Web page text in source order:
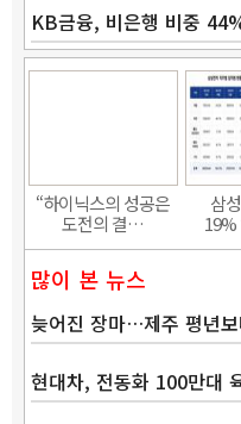
KB금융, 비은행 비중
“하이닉스의 성공은
도전의 결…
삼
많이 본 뉴스
늦어진 장마…제주 평년
현대차, 전동화 100만대